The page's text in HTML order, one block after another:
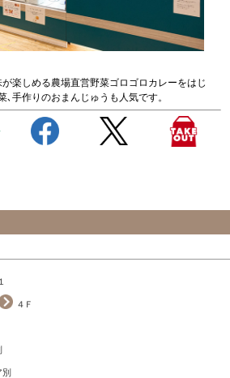
楽しめる農場直営野菜ゴロゴロカレーをはじ
､手作りのおまんじゅうも人気です。
４Ｆ